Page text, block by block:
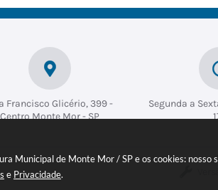
Municipal de Monte Mor / SP e os cookies: nosso
e Privacidade.
Francisco Glicério, 399 -
Centro Monte Mor - SP
Segunda a